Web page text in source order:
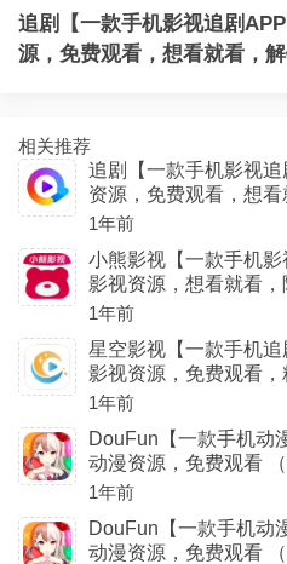
追剧【一款手机影视追剧
源，免费观看，想看就看，
相关推荐
追剧【一款手机影视
资源，免费观看，想
1年前
小熊影视【一款手机
影视资源，想看就看
1年前
星空影视【一款手机
影视资源，免费观看
1年前
DouFun【一款手机动
动漫资源，免费观看
1年前
DouFun【一款手机动
动漫资源，免费观看